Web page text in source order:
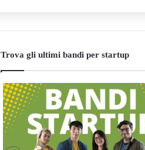
Trova gli ultimi bandi per startup